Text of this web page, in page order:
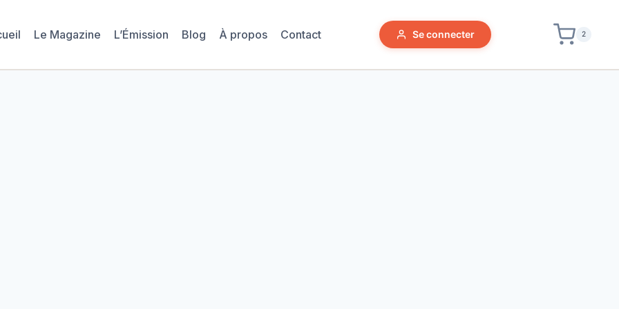
Le Magazine L’Émission Blog À propos Contact Se connecter 2